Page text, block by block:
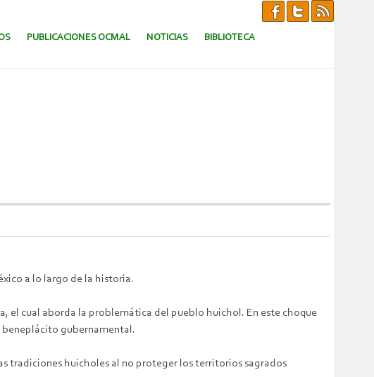
PUBLICACIONES OCMAL NOTICIAS BIBLIOTECA
a lo largo de la historia.
el cual aborda la problemática del pueblo huichol. En este choque
beneplácito gubernamental.
tradiciones huicholes al no proteger los territorios sagrados